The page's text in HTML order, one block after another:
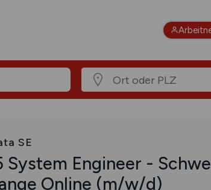
SE
System Engineer -
Online (m/w/d)